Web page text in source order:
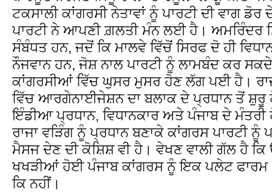
ਟਕਸਾਲੀ ਕਾਂਗਰਸੀ ਨੇਤਾਵਾਂ ਨੂੰ ਪਾਰਟੀ ਦੀ ਵਾਗ ਡੋਰ
ਪਾਰਟੀ ਨੇ ਆਪਣੀ ਗ਼ਲਤੀ ਮੰਨ ਲਈ ਹੈ। ਅਮਰਿੰਦਰ
ਸੰਬੰਧਤ ਹਨ, ਜਦੋਂ ਕਿ ਮਾਲਵੇ ਵਿੱਚੋਂ ਸਿਰਫ ਦੋ ਹੀ
ਨੌਜਵਾਨ ਹਨ, ਜੋਸ਼ ਨਾਲ ਪਾਰਟੀ ਨੂੰ ਲਾਮਬੰਦ ਕਰ
ਕਾਂਗਰਸੀਆਂ ਵਿੱਚ ਘੁਸਰ ਮੁਸਰ ਹੋਣ ਲੱਗ ਪਈ ਹੈ।
ਵਿੱਚ ਆਰਗੇਨਾਈਜੇਸ਼ਨ ਦਾ ਬਲਾਕ ਦੇ ਪ੍ਰਧਾਨ ਤੋਂ
ਇੰਡੀਆ ਪ੍ਰਧਾਨ, ਵਿਧਾਨਕਾਰ ਅਤੇ ਪੰਜਾਬ ਦੇ
ਰਾਜਾ ਵੜਿੰਗ ਨੂੰ ਪ੍ਰਧਾਨ ਬਣਾਕੇ ਕਾਂਗਰਸ ਪਾਰਟੀ ਨੂੰ
ਮੈਸਜ ਦੇਣ ਦੀ ਕੋਸ਼ਿਸ਼ ਵੀ ਹੈ। ਵੇਖਣ ਵਾਲੀ ਗੱਲ ਹੈ
ਖਖੜੀਆਂ ਹੋਈ ਪੰਜਾਬ ਕਾਂਗਰਸ ਨੂੰ ਇਕ ਪਲੇਟ ਫਾਰਮ
ਕਿ ਨਹੀਂ।